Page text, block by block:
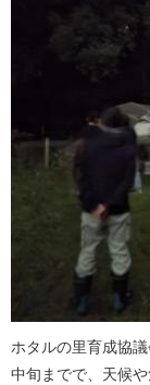
ホタルの里育成協
中旬までで、天候